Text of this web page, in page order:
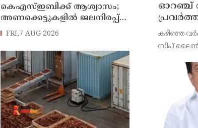
കെഎസ്ഇബിക്ക് ആശ്വാസം;
അണക്കെട്ടുകളില്‍ ജലനിരപ്പ്
ഉയര്‍ന്നു
FRI,7 AUG 2026
ഓറഞ്ച്
കഴിഞ്ഞ
സിപ് ലൈന്‍